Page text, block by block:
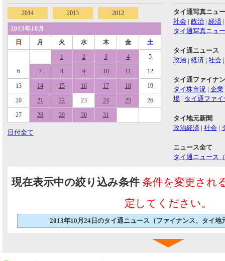
2014 2013 2012
2013年10月
日
月 火 水 木 金 土
1 2 3 4 5
6 7 8 9 10 11 12
13 14 15 16 17 18 19
20 21 22 23 24 25 26
27 28 29 30 31
日付全て
タイ通写真ニュ
社会 | 政治 | 経済
タイ通写真ニュ
タイ通ニュース
政治 | 経済 | 社会
タイ通ファイナ
タイ株市況 | 企業
場 | タイ通ファ
タイ地元新聞
政治経済 | 社会 |
ニュース全て
タイ通ニュース
現在表示中の絞り込み条件 条件を変更され
定してください。
2013年10月24日のタイ通ニュース（ファイナンス、タイ地